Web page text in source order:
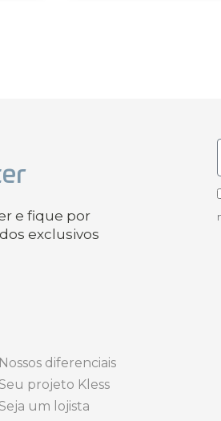
e fique por
exclusivos
Nossos diferenciais
projeto Kless
um lojista